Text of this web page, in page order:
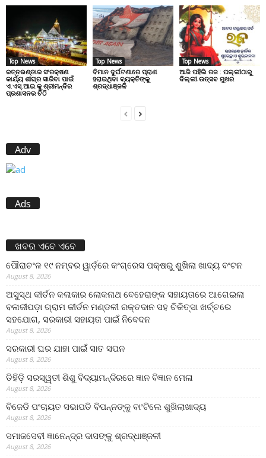
Top News
ରତ୍ନଭଣ୍ଡାର ସଂରକ୍ଷଣ
କାର୍ଯ୍ୟ ଶୀଘ୍ର ସାରିବା ପାଇଁ
ଏ.ଏସ୍.ଆଇ.କୁ ଶ୍ରୀମନ୍ଦିର
ପ୍ରଶାସନର ଚିଠି
Top News
ବିମାନ ଦୁର୍ଘଟଣାରେ ପ୍ରାଣ
ହରାଇଥିବା ବ୍ୟକ୍ତିଙ୍କୁ
ଶ୍ରଦ୍ଧାଞ୍ଜଳି
Top News
ଆଜି ପହିଲି ରଜ : ପଲ୍ଲୀଠାରୁ
ଦିଲ୍ଲୀ ଉତ୍ସବ ମୁଖର
Adv
Ads
ଖବର ଏବେ ଏବେ
ପୌରାଚଂଳ ୧୯ ନମ୍ବର ୱାର୍ଡ଼ରେ କଂଗ୍ରେସ ପକ୍ଷରୁ ଶୁଖିଲା ଖାଦ୍ୟ ବଂଟନ
August 8, 2026
ଅସୁସ୍ଥ କୀର୍ତନ କଳାକାର ଲୋକନାଥ ବେହେରାଙ୍କ ସହାୟତାରେ ଆଗେଇଲା
ବଳାଜୀପଡ଼ା ଗ୍ରାମ କୀର୍ତନ ମଣ୍ଡଳୀ ରକ୍ତଦାନ ସହ ଚିକିତ୍ସା ଖର୍ଚ୍ଚରେ
ସହଯୋଗ, ସରକାରୀ ସହାୟତା ପାଇଁ ନିବେଦନ
August 8, 2026
ସରକାରୀ ଘର ଯାହା ପାଇଁ ସାତ ସପନ
August 8, 2026
ତିହିଡି଼ ସରସ୍ୱତୀ ଶିଶୁ ବିଦ୍ୟାମନ୍ଦିରରେ ଜ୍ଞାନ ବିଜ୍ଞାନ ମେଳା
August 8, 2026
ବିଜେଡି ପଂଚାୟତ ସଭାପତି ବିପନ୍ନଙ୍କୁ ବାଂଟିଲେ ଶୁଖିଲାଖାଦ୍ୟ
August 8, 2026
ସମାଜସେବୀ ଜ୍ଞାନେନ୍ଦ୍ର ଦାସଙ୍କୁ ଶ୍ରଦ୍ଧାଞ୍ଜଳୀ
August 8, 2026